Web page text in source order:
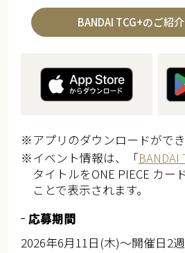
BANDAI TCG+のご紹
※アプリのダウンロードがで
※イベント情報は、「BANDAI
タイトルをONE PIECE カー
ことで表示されます。
応募期間
2026年6月11日(木)～開催日2